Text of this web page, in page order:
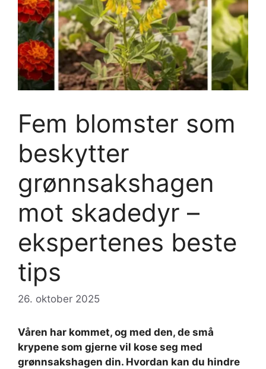
Fem blomster som
beskytter
grønnsakshagen
mot skadedyr –
ekspertenes beste
tips
26. oktober 2025
Våren har kommet, og med den, de små
krypene som gjerne vil kose seg med
grønnsakshagen din. Hvordan kan du hindre